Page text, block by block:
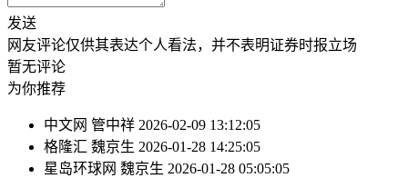
发送
网友评论仅供其表达个人看法，并不表明证券时报立场
暂无评论
为你推荐
中文网 管中祥 2026-02-09 13:12:05
格隆汇 魏京生 2026-01-28 14:25:05
星岛环球网 魏京生 2026-01-28 05:05:05